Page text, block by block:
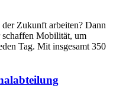
Zukunft arbeiten? Dann
Mobilität, um
Tag. Mit insgesamt 350